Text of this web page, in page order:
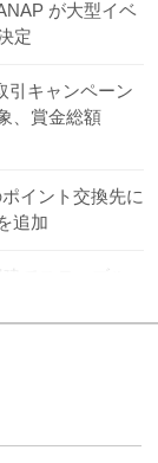
が大型イベ
定
引キャンペーン
、賞金総額
ポイント交換先に
追加
建てステーブル